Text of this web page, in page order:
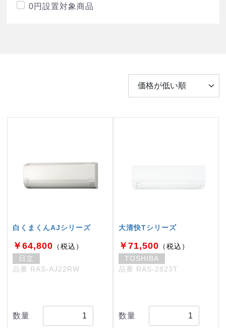
0円設置対象商品
白くまくんAJシリーズ
￥64,800 （税込）
日立
品番 RAS-AJ22RW
数量
大清快Tシリーズ
￥71,500 （税込）
TOSHIBA
品番 RAS-2823T
数量